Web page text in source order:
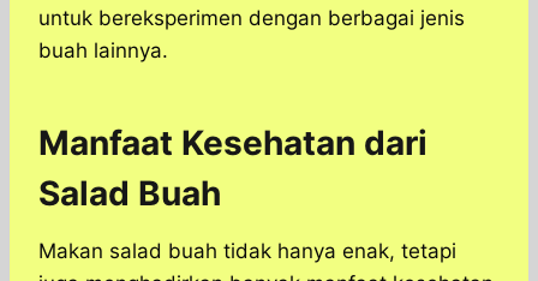
untuk bereksperimen dengan berbagai jenis
buah lainnya.
Manfaat Kesehatan dari
Salad Buah
Makan salad buah tidak hanya enak, tetapi